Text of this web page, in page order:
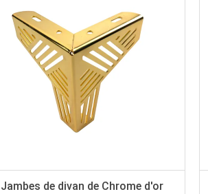
Jambes de divan de Chrome d'or